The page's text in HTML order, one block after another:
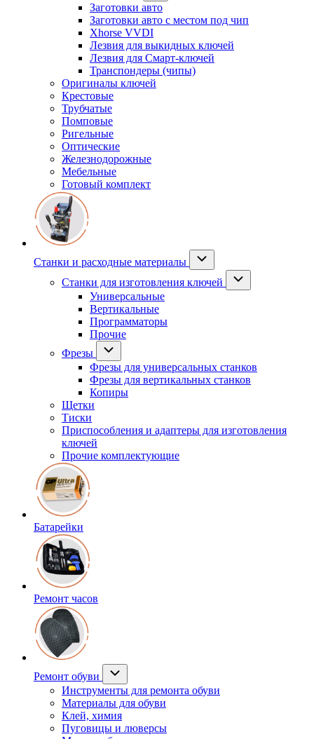
Заготовки авто
Заготовки авто с местом под чип
Xhorse VVDI
Лезвия для выкидных ключей
Лезвия для Смарт-ключей
Транспондеры (чипы)
Оригиналы ключей
Крестовые
Трубчатые
Помповые
Ригельные
Оптические
Железнодорожные
Мебельные
Готовый комплект
Станки и расходные материалы
Станки для изготовления ключей
Универсальные
Вертикальные
Программаторы
Прочие
Фрезы
Фрезы для универсальных станков
Фрезы для вертикальных станков
Копиры
Щетки
Тиски
Приспособления и адаптеры для изготовления
ключей
Прочие комплектующие
Батарейки
Ремонт часов
Ремонт обуви
Инструменты для ремонта обуви
Материалы для обуви
Клей, химия
Пуговицы и люверсы